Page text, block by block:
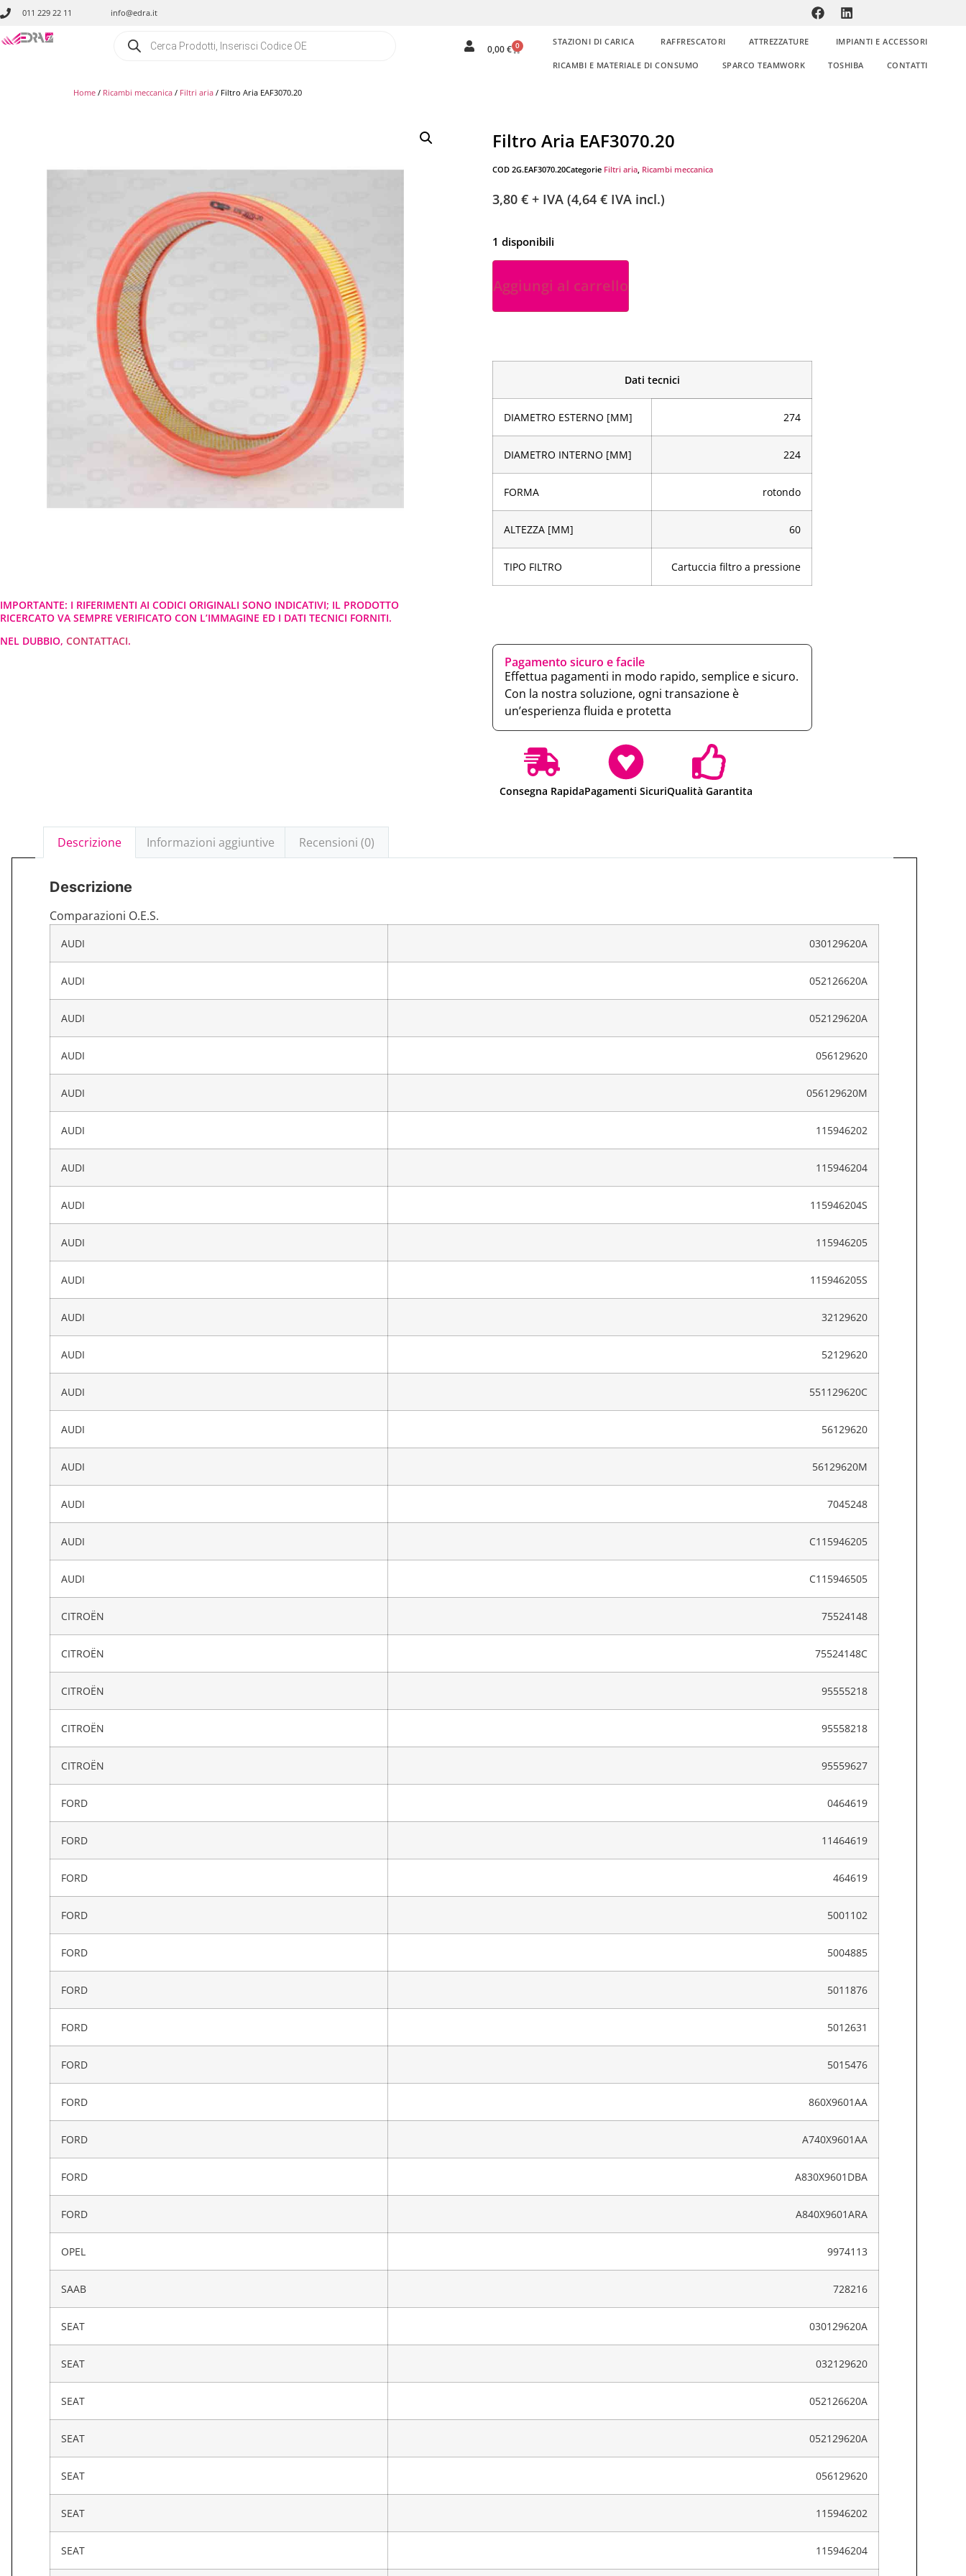
011 229 22 11 info@edra.it
0,00€ 0 STAZIONI DI CARICA RAFFRESCATORI ATTREZZATURE IMPIANTI E ACCESSORI
RICAMBI E MATERIALE DI CONSUMO SPARCO TEAMWORK TOSHIBA CONTATTI
Home / Ricambi meccanica / Filtri aria / Filtro Aria EAF3070.20
IMPORTANTE: I RIFERIMENTI AI CODICI ORIGINALI SONO INDICATIVI; IL PRODOTTO
RICERCATO VA SEMPRE VERIFICATO CON L’IMMAGINE ED I DATI TECNICI FORNITI.
NEL DUBBIO, CONTATTACI.
Filtro Aria EAF3070.20
COD 2G.EAF3070.20Categorie Filtri aria, Ricambi meccanica
3,80 € + IVA (4,64 € IVA incl.)
1 disponibili
Aggiungi al carrello
Dati tecnici
DIAMETRO ESTERNO [MM] 274
DIAMETRO INTERNO [MM] 224
FORMA rotondo
ALTEZZA [MM] 60
TIPO FILTRO Cartuccia filtro a pressione
Pagamento sicuro e facile
Effettua pagamenti in modo rapido, semplice e sicuro.
Con la nostra soluzione, ogni transazione è
un’esperienza fluida e protetta
Consegna RapidaPagamenti SicuriQualità Garantita
Descrizione Informazioni aggiuntive Recensioni (0)
Descrizione
Comparazioni O.E.S.
AUDI 030129620A
AUDI 052126620A
AUDI 052129620A
AUDI 056129620
AUDI 056129620M
AUDI 115946202
AUDI 115946204
AUDI 115946204S
AUDI 115946205
AUDI 115946205S
AUDI 32129620
AUDI 52129620
AUDI 551129620C
AUDI 56129620
AUDI 56129620M
AUDI 7045248
AUDI C115946205
AUDI C115946505
CITROËN 75524148
CITROËN 75524148C
CITROËN 95555218
CITROËN 95558218
CITROËN 95559627
FORD 0464619
FORD 11464619
FORD 464619
FORD 5001102
FORD 5004885
FORD 5011876
FORD 5012631
FORD 5015476
FORD 860X9601AA
FORD A740X9601AA
FORD A830X9601DBA
FORD A840X9601ARA
OPEL 9974113
SAAB 728216
SEAT 030129620A
SEAT 032129620
SEAT 052126620A
SEAT 052129620A
SEAT 056129620
SEAT 115946202
SEAT 115946204